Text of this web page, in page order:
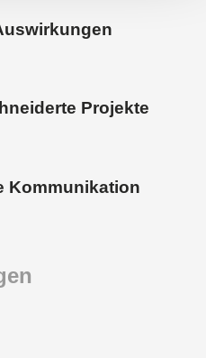
Projekte
Kommunikation